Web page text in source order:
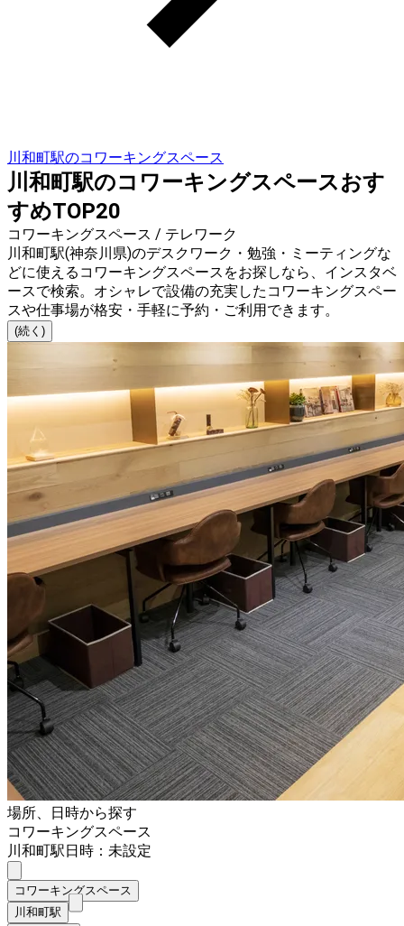
川和町駅のコワーキングスペース
川和町駅のコワーキングスペースおす
すめTOP20
コワーキングスペース / テレワーク
川和町駅(神奈川県)のデスクワーク・勉強・ミーティングな
どに使えるコワーキングスペースをお探しなら、インスタベ
ースで検索。オシャレで設備の充実したコワーキングスペー
スや仕事場が格安・手軽に予約・ご利用できます。
(続く)
場所、日時から探す
コワーキングスペース
川和町駅日時：未設定
コワーキングスペース
川和町駅